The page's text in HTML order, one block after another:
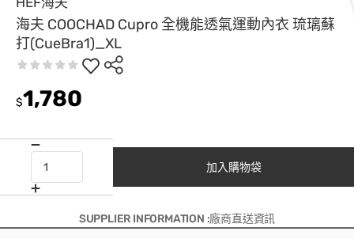
海夫 COOCHAD Cupro 全機能透氣運動內衣 琉璃蘇
打(CueBra1)_XL
$1,780
加入購物袋
SUPPLIER INFORMATION :廠商直送資訊